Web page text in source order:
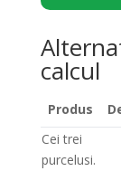
calcul
Produs
Cei trei
purcelusi.